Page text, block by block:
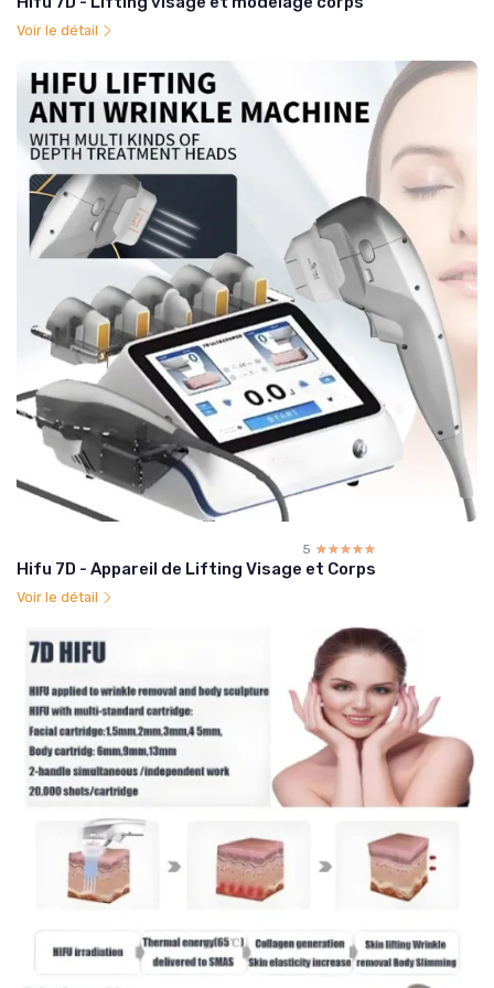
Voir le détail
5 ☆☆☆☆☆
★★★★★
Hifu 7D - Appareil de Lifting Visage et Corps
Voir le détail